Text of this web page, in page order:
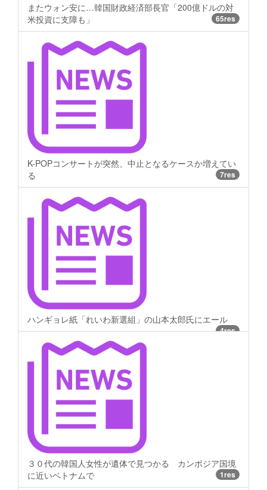
またウォン安に…韓国財政経済部長官「200億ドルの対
米投資に支障も」
65res
K-POPコンサートが突然、中止となるケースか増えてい
る
7res
ハンギョレ紙「れいわ新選組」の山本太郎氏にエール
4res
３０代の韓国人女性が遺体で見つかる カンボジア国境
に近いベトナムで
1res